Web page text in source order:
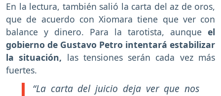
En la lectura, también salió la carta del az de oros,
que de acuerdo con Xiomara tiene que ver con
balance y dinero. Para la tarotista, aunque el
gobierno de Gustavo Petro intentará estabilizar
la situación, las tensiones serán cada vez más
fuertes.
“La carta del juicio deja ver que nos